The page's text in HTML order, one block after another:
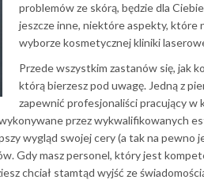
problemów ze skórą, będzie dla
jeszcze inne, niektóre aspekty, które
wyborze kosmetycznej kliniki
Przede wszystkim zastanów się, jak
którą bierzesz pod uwagę. Jedną z
zapewnić profesjonaliści pracujący w
przez wykwalifikowanych
wygląd swojej cery (a tak na pewno
Gdy masz personel, który jest
chciał stamtąd wyjść ze